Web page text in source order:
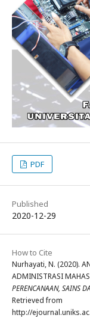
PDF
Published
2020-12-29
How to Cite
Nurhayati, N. (2020).
ADMINISTRASI
PERENCANAAN, SAINS
Retrieved from
http://